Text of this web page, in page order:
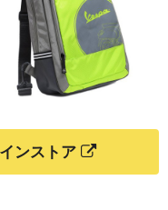
ンストア